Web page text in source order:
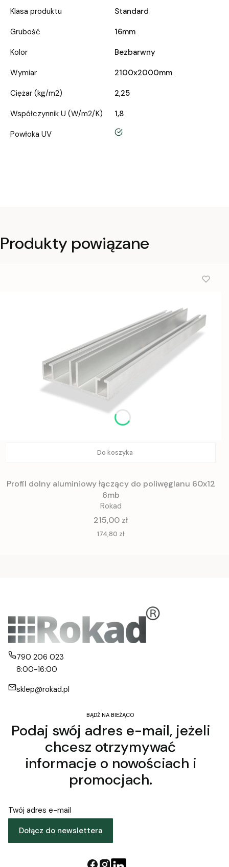
Klasa produktu
Standard
Grubość
16mm
Kolor
Bezbarwny
Wymiar
2100x2000mm
Ciężar (kg/m2)
2,25
Współczynnik U (W/m2/K)
1,8
Powłoka UV
tak
Produkty powiązane
Do koszyka
Profil dolny aluminiowy łączący do poliwęglanu 60x12
6mb
Rokad
Cena
215,00 zł
Cena
174,80 zł
790 206 023
8:00-16:00
sklep@rokad.pl
BĄDŹ NA BIEŻĄCO
Podaj swój adres e-mail, jeżeli
chcesz otrzymywać
informacje o nowościach i
promocjach.
Twój adres e-mail
Dołącz do newslettera